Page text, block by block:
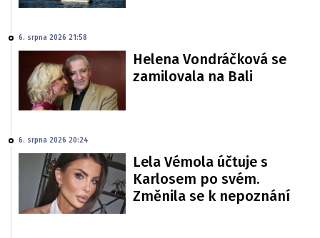
6. srpna 2026 21:58
Helena Vondráčková se
zamilovala na Bali
6. srpna 2026 20:24
Lela Vémola účtuje s
Karlosem po svém.
Změnila se k nepoznání